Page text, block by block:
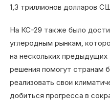
1,3 триллионов долларов
На КС-29 также было
углеродным рынкам,
на нескольких
решения помогут странам
реализовать свои
добиться прогресса в